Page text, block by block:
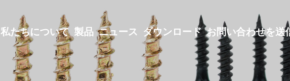
私たちについて 製品 ニュース ダウンロード お問い合わせを送